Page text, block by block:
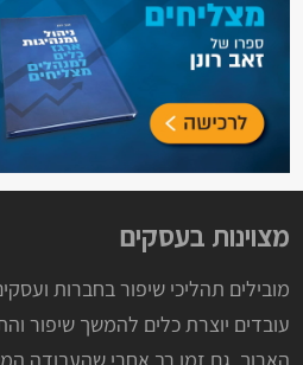
מצוינות בעסקים
מובילים תהליכי שיפור בחברות
עובדים יוצרת כלים להמשך שיפור